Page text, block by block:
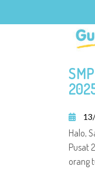
Halo,
Pusat
orang